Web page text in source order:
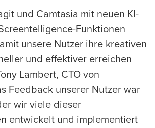
und Camtasia mit neuen KI-
Funktionen
unsere Nutzer ihre kreativen
und effektiver erreichen
Lambert, CTO von
Feedback unserer Nutzer war
wir viele dieser
entwickelt und implementiert